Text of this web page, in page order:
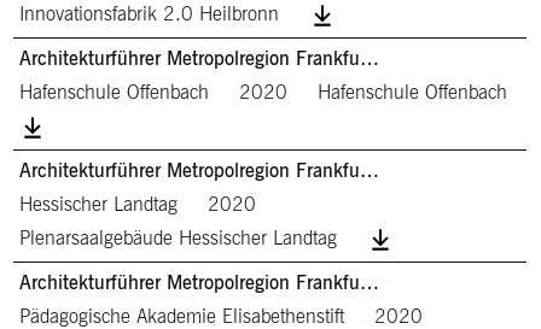
Innovationsfabrik 2.0 Heilbronn
Architekturführer Metropolregion Frankfu…
Hafenschule Offenbach
2020 Hafenschule Offenbach
Architekturführer Metropolregion Frankfu…
Hessischer Landtag
2020
Plenarsaalgebäude Hessischer Landtag
Architekturführer Metropolregion Frankfu…
Pädagogische Akademie Elisabethenstift
2020